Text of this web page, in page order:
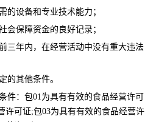
的设备和专业技术能力；
会保障资金的良好记录；
三年内，在经营活动中没有重大违法
的其他条件。
件： 包01为具有有效的食品经营许可
许可证;包03为具有有效的食品经营许